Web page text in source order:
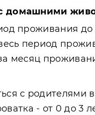
домашними
проживания
период
месяц
с родителями
- от 0 до 3